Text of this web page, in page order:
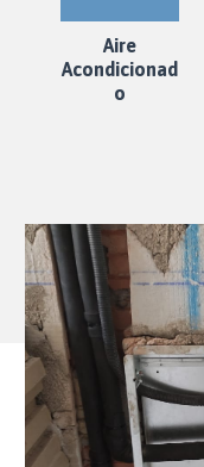
Aire
Acondicionad
o